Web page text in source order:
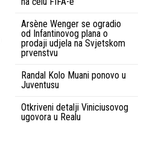
Arsène Wenger se ogradio
od Infantinovog plana o
prodaji udjela na Svjetskom
prvenstvu
Randal Kolo Muani ponovo u
Juventusu
Otkriveni detalji Viniciusovog
ugovora u Realu